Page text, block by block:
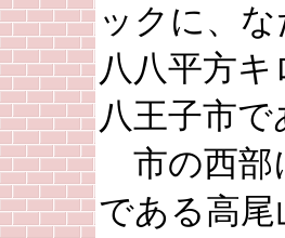
ックに、
八八平方
八王子市で
市の西部
である高